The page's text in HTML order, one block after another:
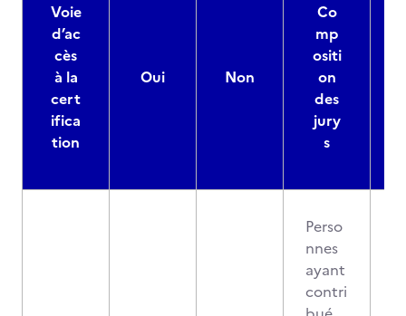
Voie
d’ac
cès
à la
cert
ifica
tion
Oui Non
Co
mp
ositi
on
des
jury
s
Perso
nnes
ayant
contri